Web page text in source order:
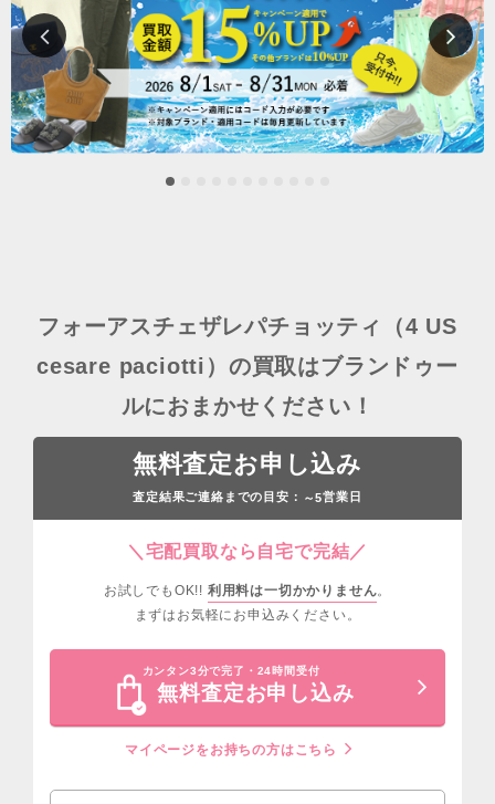
フォーアスチェザレパチョッティ（4 US
cesare paciotti）の買取はブランドゥー
ルにおまかせください！
無料査定お申し込み
査定結果ご連絡までの目安： ～5営業日
＼宅配買取なら自宅で完結／
お試しでもOK!! 利用料は一切かかりません。
まずはお気軽にお申込みください。
カンタン3分で完了・24時間受付
無料査定お申し込み
マイページをお持ちの方はこちら